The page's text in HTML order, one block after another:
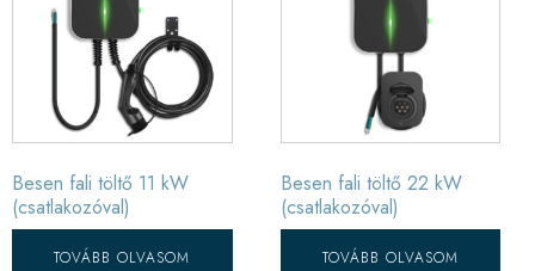
Besen fali töltő 11 kW
(csatlakozóval)
TOVÁBB OLVASOM
Besen fali töltő 22 kW
(csatlakozóval)
TOVÁBB OLVASOM